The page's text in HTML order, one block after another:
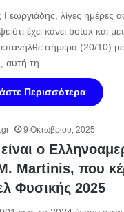
λίγες ημέρες
ότι έχει κάνει botox και
σήμερα (20/10) με
αυτή τη…
Περισσότερα
9 Οκτωβρίου, 2025
ο
Martinis, που
Φυσικής 2025